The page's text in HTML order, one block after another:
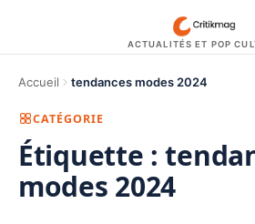
ACTUALITÉS ET POP
Accueil tendances modes 2024
CATÉGORIE
Étiquette :
modes 2024